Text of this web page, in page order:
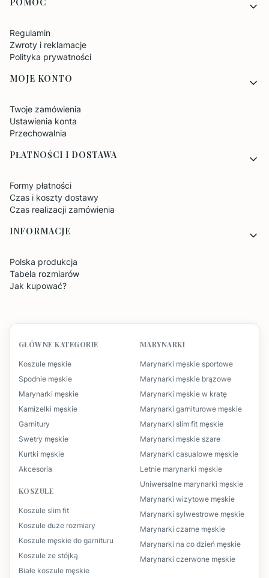
Regulamin
Zwroty i reklamacje
Polityka prywatności
MOJE KONTO
Twoje zamówienia
Ustawienia konta
Przechowalnia
PŁATNOŚCI I DOSTAWA
Formy płatności
Czas i koszty dostawy
Czas realizacji zamówienia
INFORMACJE
Polska produkcja
Tabela rozmiarów
Jak kupować?
GŁÓWNE KATEGORIE
Koszule męskie
Spodnie męskie
Marynarki męskie
Kamizelki męskie
Garnitury
Swetry męskie
Kurtki męskie
Akcesoria
KOSZULE
Koszule slim fit
Koszule duże rozmiary
Koszule męskie do garnituru
Koszule ze stójką
Białe koszule męskie
MARYNARKI
Marynarki męskie sportowe
Marynarki męskie brązowe
Marynarki męskie w kratę
Marynarki garniturowe męskie
Marynarki slim fit męskie
Marynarki męskie szare
Marynarki casualowe męskie
Letnie marynarki męskie
Uniwersalne marynarki męskie
Marynarki wizytowe męskie
Marynarki sylwestrowe męskie
Marynarki czarne męskie
Marynarki na co dzień męskie
Marynarki czerwone męskie